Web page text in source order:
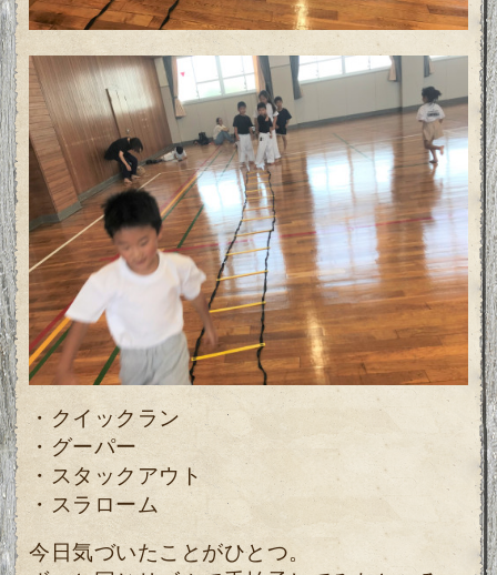
・クイックラン
・グーパー
・スタックアウト
・スラローム
今日気づいたことがひとつ。